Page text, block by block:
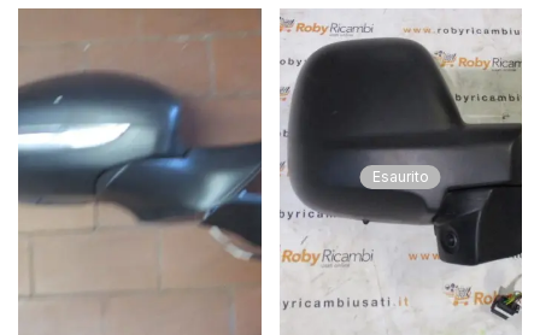
Esaurito